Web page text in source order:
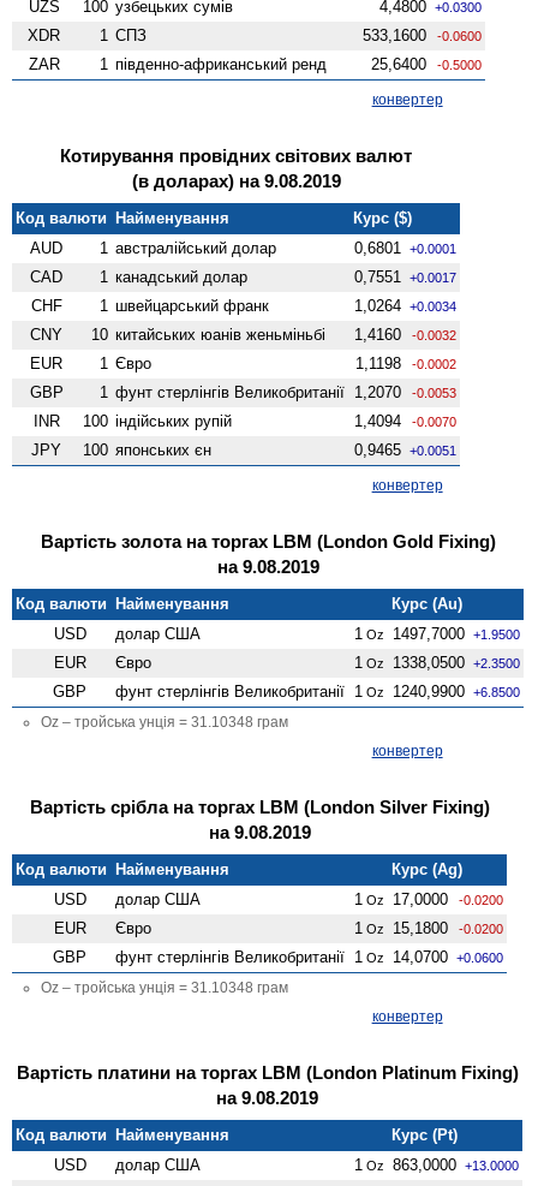
UZS 100 узбецьких сумів 4,4800 +0.0300
XDR 1 СПЗ 533,1600 -0.0600
ZAR 1 південно-африканський ренд 25,6400 -0.5000
конвертер
Котирування провідних світових валют
(в доларах) на 9.08.2019
Код валюти Найменування
Курс ($)
AUD
1 австралійський долар 0,6801 +0.0001
CAD 1 канадський долар 0,7551 +0.0017
CHF 1 швейцарський франк 1,0264 +0.0034
CNY 10 китайських юанів женьмiньбi 1,4160 -0.0032
EUR 1 Євро 1,1198 -0.0002
GBP 1 фунт стерлінгів Велико­британії 1,2070 -0.0053
INR 100 індійських рупій 1,4094 -0.0070
JPY 100 японських єн 0,9465 +0.0051
конвертер
Вартість золота на торгах LBM (London Gold Fixing)
на 9.08.2019
Код валюти Найменування
Курс (Au)
USD
долар США 1 Oz 1497,7000 +1.9500
EUR Євро 1 Oz 1338,0500 +2.3500
GBP фунт стерлінгів Велико­британії 1 Oz 1240,9900 +6.8500
Oz – тройська унція = 31.10348 грам
конвертер
Вартість срібла на торгах LBM (London Silver Fixing)
на 9.08.2019
Код валюти Найменування
Курс (Ag)
USD
долар США 1 Oz 17,0000 -0.0200
EUR Євро 1 Oz 15,1800 -0.0200
GBP фунт стерлінгів Велико­британії 1 Oz 14,0700 +0.0600
Oz – тройська унція = 31.10348 грам
конвертер
Вартість платини на торгах LBM (London Platinum Fixing)
на 9.08.2019
Код валюти Найменування
Курс (Pt)
USD
долар США 1 Oz 863,0000 +13.0000